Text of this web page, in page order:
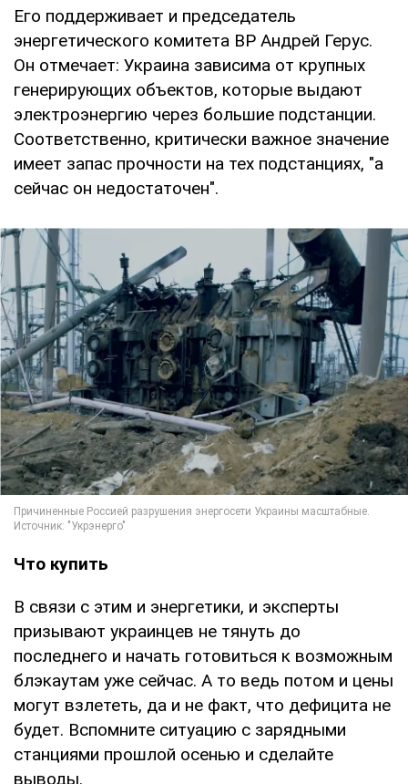
Его поддерживает и председатель
энергетического комитета ВР Андрей Герус.
Он отмечает: Украина зависима от крупных
генерирующих объектов, которые выдают
электроэнергию через большие подстанции.
Соответственно, критически важное значение
имеет запас прочности на тех подстанциях, "а
сейчас он недостаточен".
Что купить
В связи с этим и энергетики, и эксперты
призывают украинцев не тянуть до
последнего и начать готовиться к возможным
блэкаутам уже сейчас. А то ведь потом и цены
могут взлететь, да и не факт, что дефицита не
будет. Вспомните ситуацию с зарядными
станциями прошлой осенью и сделайте
выводы.